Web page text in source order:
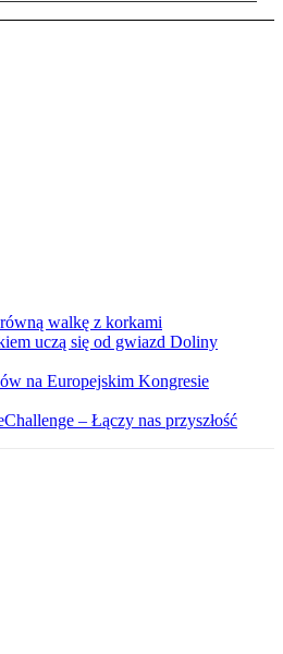
walkę z korkami
uczą się od gwiazd Doliny
na Europejskim Kongresie
– Łączy nas przyszłość